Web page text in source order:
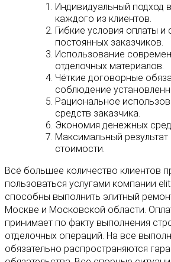
Индивидуальный подход
каждого из клиентов.
Гибкие условия оплаты и
постоянных заказчиков.
Использование
отделочных материалов.
Чёткие договорные
соблюдение
Рациональное
средств заказчика.
Экономия денежных
Максимальный
стоимости.
Всё большее количество клиентов
пользоваться услугами компании
способны выполнить элитный
Москве и Московской области.
принимает по факту выполнения
отделочных операций. На все
обязательно распространяются